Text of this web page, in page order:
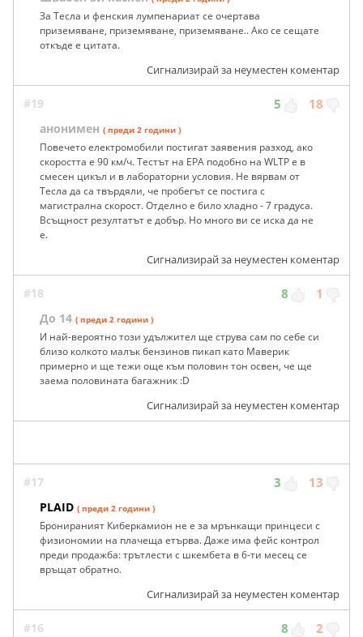
За Тесла и фенския лумпенариат се очертава
приземяване, приземяване, приземяване.. Ако се сещате
откъде е цитата.
Сигнализирай за неуместен коментар
#19 5 18
анонимен ( преди 2 години )
Повечето електромобили постигат заявения разход, ако
скоростта е 90 км/ч. Тестът на EPA подобно на WLTP е в
смесен цикъл и в лабораторни условия. Не вярвам от
Тесла да са твърдяли, че пробегът се постига с
магистрална скорост. Отделно е било хладно - 7 градуса.
Всъщност резултатът е добър. Но много ви се иска да не
е.
Сигнализирай за неуместен коментар
#18 8 1
До 14 ( преди 2 години )
И най-вероятно този удължител ще струва сам по себе си
близо колкото малък бензинов пикап като Маверик
примерно и ще тежи още към половин тон освен, че ще
заема половината багажник :D
Сигнализирай за неуместен коментар
#17 3 13
PLAID ( преди 2 години )
Бронираният Киберкамион не е за мрънкащи принцеси с
физиономии на плачеща етърва. Даже има фейс контрол
преди продажба: трътлести с шкембета в 6-ти месец се
връщат обратно.
Сигнализирай за неуместен коментар
#16 8 2